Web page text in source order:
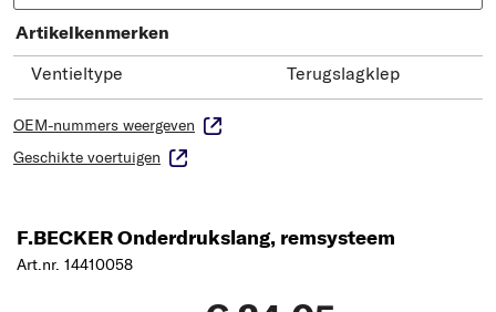
Artikelkenmerken
Ventieltype
Terugslagklep
OEM-nummers weergeven
Geschikte voertuigen
F.BECKER Onderdrukslang, remsysteem
Art.nr. 14410058